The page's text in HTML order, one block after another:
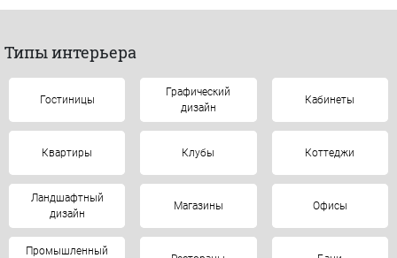
Типы интерьера
Гостиницы
Графический
дизайн
Кабинеты
Квартиры Клубы Коттеджи
Ландшафтный
дизайн
Магазины Офисы
Промышленный